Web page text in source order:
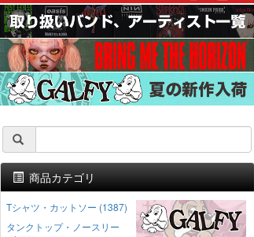
商品カテゴリ
Tシャツ・カットソー (1387)
タンクトップ・ノースリー